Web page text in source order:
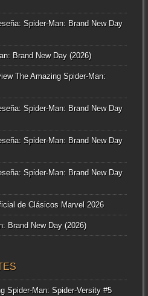
Spider-Man: Brand New Day
Brand New Day (2026)
The Amazing Spider-Man:
Spider-Man: Brand New Day
Spider-Man: Brand New Day
Spider-Man: Brand New Day
de Clásicos Marvel 2026
Brand New Day (2026)
Spider-Man: Spider-Versity #5